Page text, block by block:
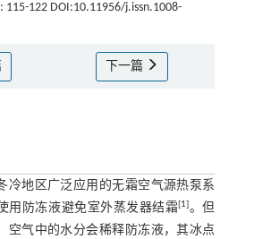
115-122 DOI:10.11956/j.issn.1008-
下一篇
冷地区广泛应用的无霜空气源热泵系
用防冻液避免室外蒸发器结霜[1]。但
空气中的水分会稀释防冻液，其冰点